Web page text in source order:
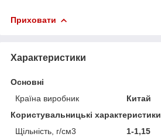
Приховати
Характеристики
Основні
Країна виробник
Китай
Користувальницькі характеристики
Щільність, г/см3
1-1,15